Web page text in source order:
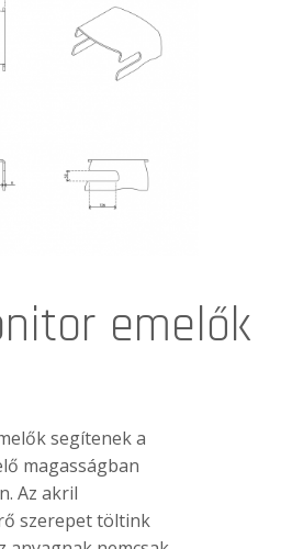
emelők
segítenek a
magasságban
Az akril
szerepet töltink